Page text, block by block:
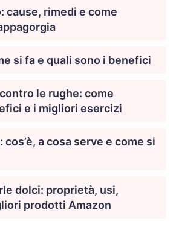
cause, rimedi e come
si fa e quali sono i benefici
le rughe: come
e i migliori esercizi
a cosa serve e come si
dolci: proprietà, usi,
prodotti Amazon